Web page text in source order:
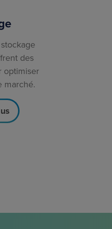
des
optimiser
marché.